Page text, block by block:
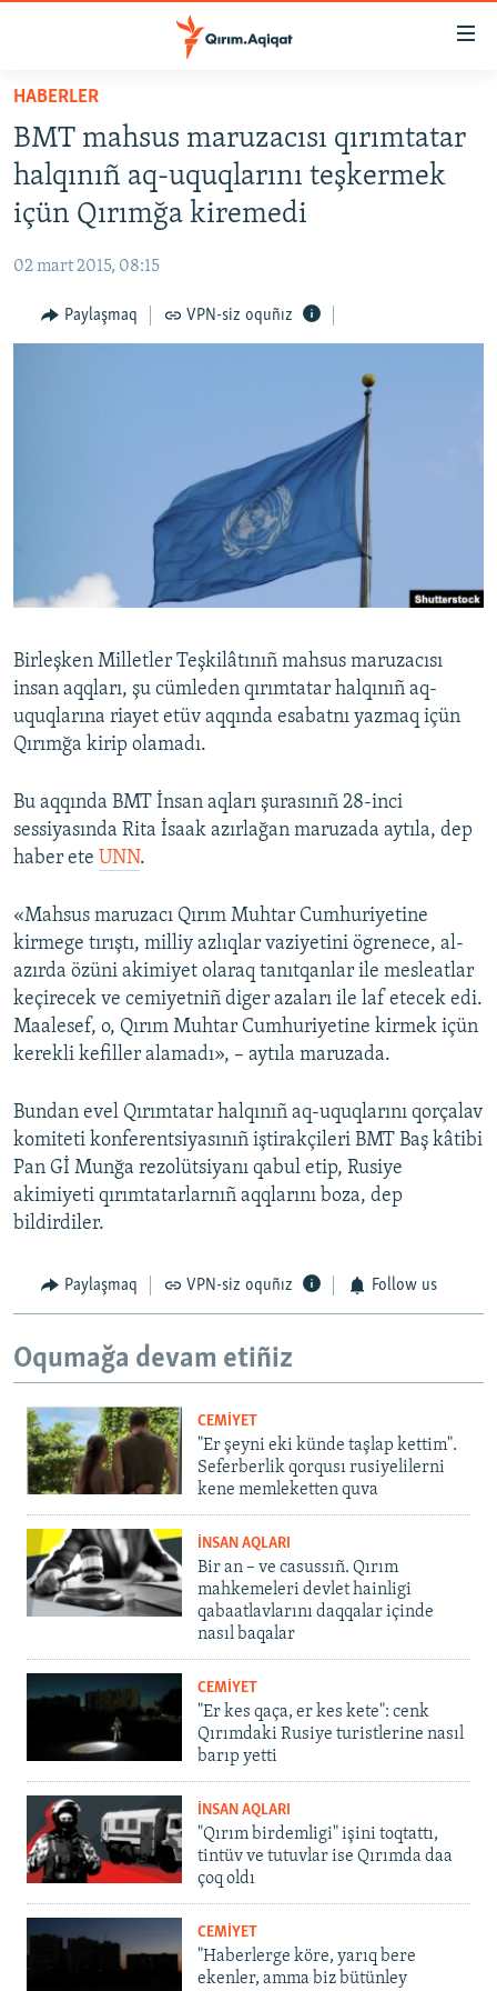
Esas
qaytmaq
Baş
navigatsiyağa
qaytmaq
Qıdıruvğa
SİYASET
İQTİSADİYAT
MEDENİYET
İNSAN AQLARI
Українською
RFE/RS bütün saytları
HABERLER
BMT mahsus maruzacısı qırımtatar
halqınıñ aq-uquqlarını teşkermek
içün Qırımğa kiremedi
02 mart 2015, 08:15
Paylaşmaq VPN-siz oquñız
Birleşken Milletler Teşkilâtınıñ mahsus maruzacısı
insan aqqları, şu cümleden qırımtatar halqınıñ aq-
uquqlarına riayet etüv aqqında esabatnı yazmaq içün
Qırımğa kirip olamadı.
Bu aqqında BMT İnsan aqları şurasınıñ 28-inci
sessiyasında Rita İsaak azırlağan maruzada aytıla, dep
haber ete UNN.
«Mahsus maruzacı Qırım Muhtar Cumhuriyetine
kirmege tırıştı, milliy azlıqlar vaziyetini ögrenece, al-
azırda özüni akimiyet olaraq tanıtqanlar ile mesleatlar
keçirecek ve cemiyetniñ diger azaları ile laf etecek edi.
Maalesef, o, Qırım Muhtar Cumhuriyetine kirmek içün
kerekli kefiller alamadı», – aytıla maruzada.
Bundan evel Qırımtatar halqınıñ aq-uquqlarını qorçalav
komiteti konferentsiyasınıñ iştirakçileri BMT Baş kâtibi
Pan Gİ Munğa rezolütsiyanı qabul etip, Rusiye
akimiyeti qırımtatarlarnıñ aqqlarını boza, dep
bildirdiler.
Paylaşmaq VPN-siz oquñız Follow us
Oqumağa devam etiñiz
CEMİYET
"Er şeyni eki künde taşlap kettim".
Seferberlik qorqusı rusiyelilerni
kene memleketten quva
İNSAN AQLARI
Bir an – ve casussıñ. Qırım
mahkemeleri devlet hainligi
qabaatlavlarını daqqalar içinde
nasıl baqalar
CEMİYET
"Er kes qaça, er kes kete": cenk
Qırımdaki Rusiye turistlerine nasıl
barıp yetti
İNSAN AQLARI
"Qırım birdemligi" işini toqtattı,
tintüv ve tutuvlar ise Qırımda daa
çoq oldı
CEMİYET
"Haberlerge köre, yarıq bere
ekenler, amma biz bütünley